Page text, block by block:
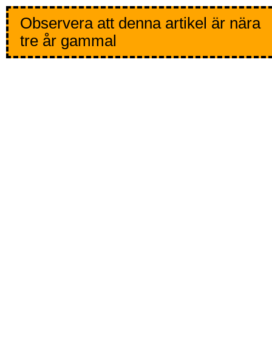
Observera att denna artikel är nära
tre år gammal